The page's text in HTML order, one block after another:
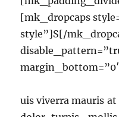
[mk_dropcaps
style”]S[/
uis viverra mauris